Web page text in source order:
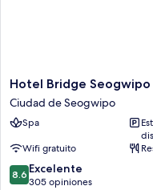
Hotel
Bridge
Seogwipo
Ciudad
Seogwipo
Hotel Bridge Seogwipo
Ciudad de Seogwipo
Spa
Wifi gratuito
8.6
de
8.6 Excelente
305 opiniones